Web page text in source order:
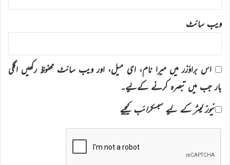
ویب‌ سائٹ
اس براؤزر میں میرا نام، ای میل، اور ویب سائٹ محفوظ رکھیں اگلی
بار جب میں تبصرہ کرنے کےلیے۔
نیوز لیٹر کے لیے سبسکرائب کیجیے